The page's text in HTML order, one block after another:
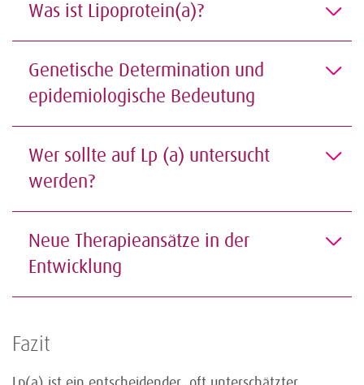
Was ist Lipoprotein(a)?
Genetische Determination und
epidemiologische Bedeutung
Wer sollte auf Lp (a) untersucht
werden?
Neue Therapieansätze in der
Entwicklung
Fazit